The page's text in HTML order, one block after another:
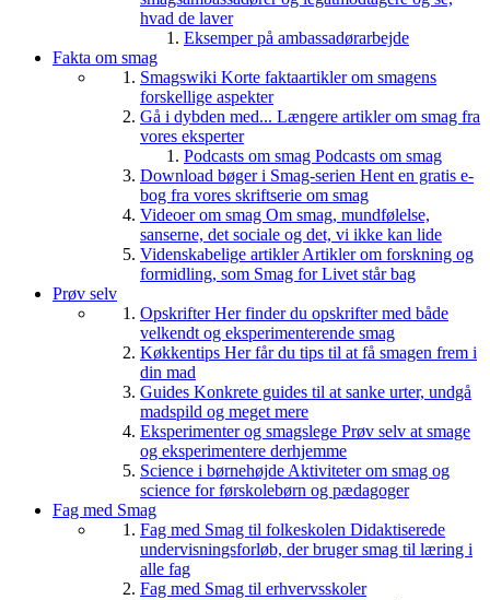
hvad de laver
Eksemper på ambassadørarbejde
Fakta om smag
Smagswiki Korte faktaartikler om smagens
forskellige aspekter
Gå i dybden med... Længere artikler om smag fra
vores eksperter
Podcasts om smag Podcasts om smag
Download bøger i Smag-serien Hent en gratis e-
bog fra vores skriftserie om smag
Videoer om smag Om smag, mundfølelse,
sanserne, det sociale og det, vi ikke kan lide
Videnskabelige artiklerArtikler om forskning og
formidling, som Smag for Livet står bag
Prøv selv
OpskrifterHer finder du opskrifter med både
velkendt og eksperimenterende smag
Køkkentips Her får du tips til at få smagen frem i
din mad
Guides Konkrete guides til at sanke urter, undgå
madspild og meget mere
Eksperimenter og smagslege Prøv selv at smage
og eksperimentere derhjemme
Science i børnehøjde Aktiviteter om smag og
science for førskolebørn og pædagoger
Fag med Smag
Fag med Smag til folkeskolen Didaktiserede
undervisningsforløb, der bruger smag til læring i
alle fag
Fag med Smag til erhvervsskoler